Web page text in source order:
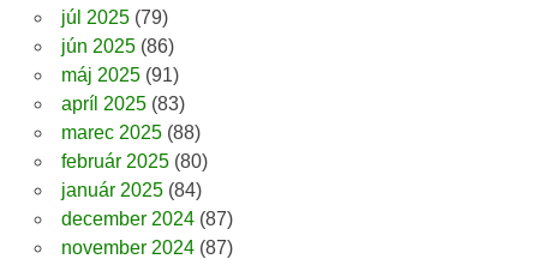
júl 2025(79)
jún 2025(86)
máj 2025(91)
apríl 2025(83)
marec 2025(88)
február 2025(80)
január 2025(84)
december 2024(87)
november 2024(87)